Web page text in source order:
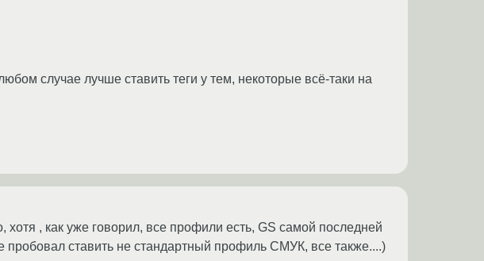
случае лучше ставить теги у тем, некоторые всё-таки на
, как уже говорил, все профили есть, GS самой последней
ставить не стандартный профиль СМУК, все также....)